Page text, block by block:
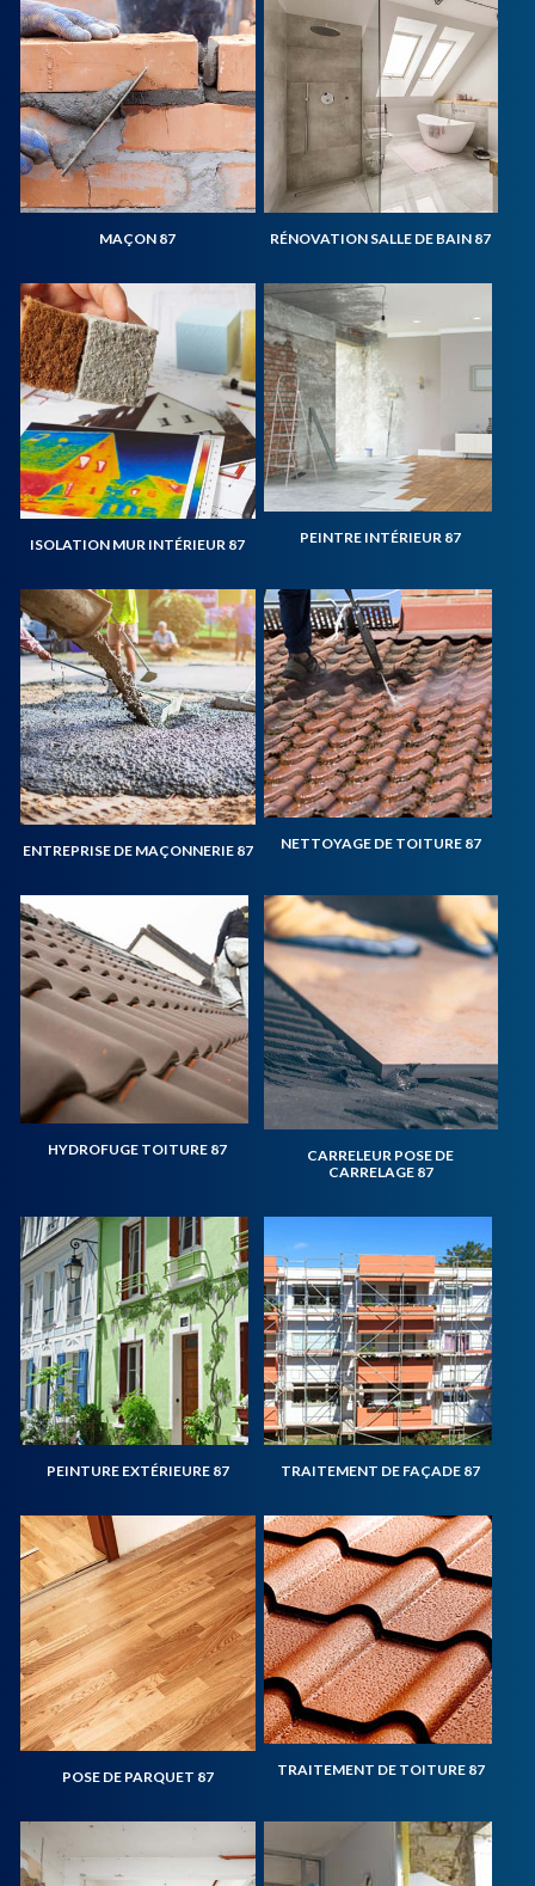
MAÇON 87 RÉNOVATION SALLE DE BAIN 87
ISOLATION MUR INTÉRIEUR 87 PEINTRE INTÉRIEUR 87
ENTREPRISE DE MAÇONNERIE 87 NETTOYAGE DE TOITURE 87
HYDROFUGE TOITURE 87
CARRELEUR POSE DE
CARRELAGE 87
PEINTURE EXTÉRIEURE 87 TRAITEMENT DE FAÇADE 87
POSE DE PARQUET 87 TRAITEMENT DE TOITURE 87